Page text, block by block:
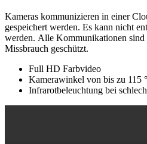
Kameras kommunizieren in einer
gespeichert werden. Es kann nicht
werden. Alle Kommunikationen sind
Missbrauch geschützt.
Full HD Farbvideo
Kamerawinkel von bis zu 115 °
Infrarotbeleuchtung bei